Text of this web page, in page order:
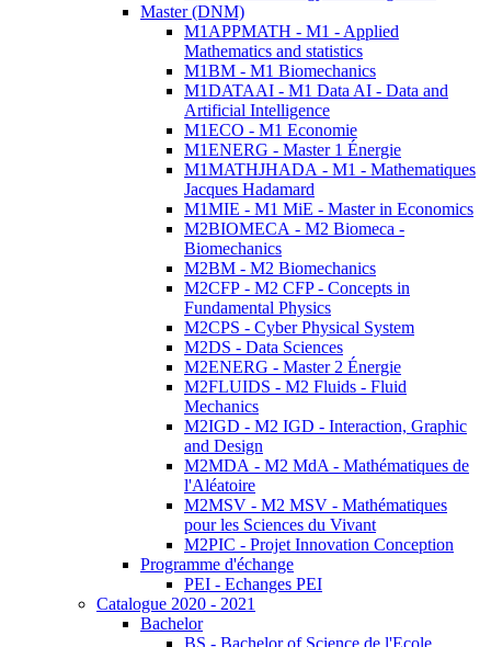
Master (DNM)
M1APPMATH - M1 - Applied
Mathematics and statistics
M1BM - M1 Biomechanics
M1DATAAI - M1 Data AI - Data and
Artificial Intelligence
M1ECO - M1 Economie
M1ENERG - Master 1 Énergie
M1MATHJHADA - M1 - Mathematiques
Jacques Hadamard
M1MIE - M1 MiE - Master in Economics
M2BIOMECA - M2 Biomeca -
Biomechanics
M2BM - M2 Biomechanics
M2CFP - M2 CFP - Concepts in
Fundamental Physics
M2CPS - Cyber Physical System
M2DS - Data Sciences
M2ENERG - Master 2 Énergie
M2FLUIDS - M2 Fluids - Fluid
Mechanics
M2IGD - M2 IGD - Interaction, Graphic
and Design
M2MDA - M2 MdA - Mathématiques de
l'Aléatoire
M2MSV - M2 MSV - Mathématiques
pour les Sciences du Vivant
M2PIC - Projet Innovation Conception
Programme d'échange
PEI - Echanges PEI
Catalogue 2020 - 2021
Bachelor
BS - Bachelor of Science de l'Ecole